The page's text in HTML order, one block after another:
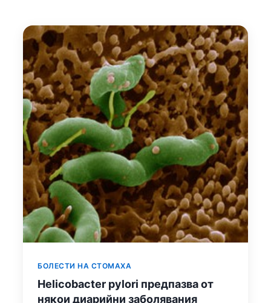
БОЛЕСТИ НА СТОМАХА
Helicobacter pylori предпазва от
някои диарийни заболявания